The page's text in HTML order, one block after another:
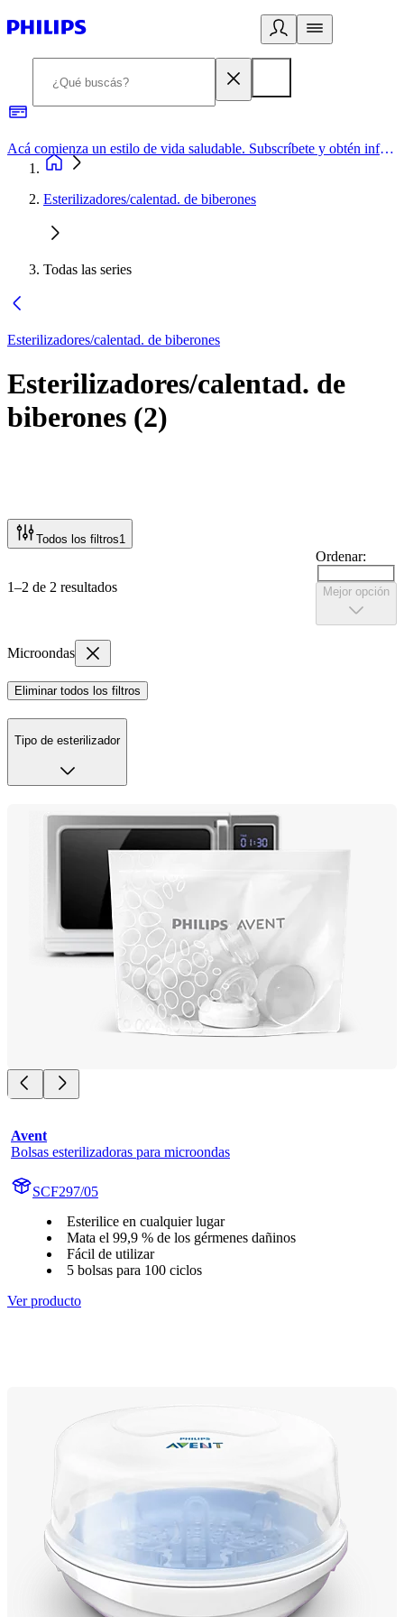
Acá comienza un estilo de vida saludable. Subscríbete y obtén información de primera mano
Esterilizadores/calentad. de biberones
Todas las series
Esterilizadores/calentad. de biberones
Esterilizadores/calentad. de
biberones (2)
Todos los filtros1
1–2 de 2 resultados
Ordenar:
Mejor opción
Microondas
Eliminar todos los filtros
Tipo de esterilizador
Avent
Bolsas esterilizadoras para microondas
SCF297/05
Esterilice en cualquier lugar
Mata el 99,9 % de los gérmenes dañinos
Fácil de utilizar
5 bolsas para 100 ciclos
Ver producto